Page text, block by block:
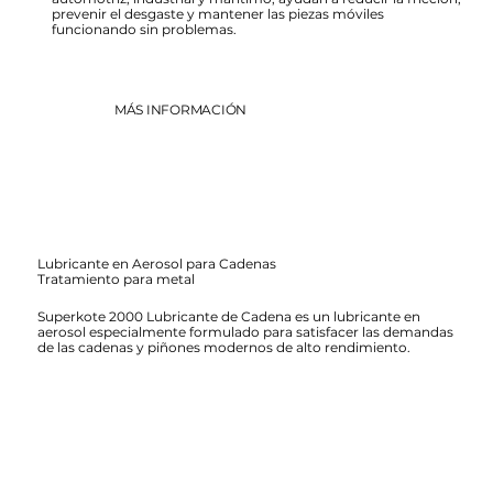
MÁS INFORMACIÓN
prevenir el desgaste y mantener las piezas móviles
funcionando sin problemas.
Lubricante en Aerosol para Cadenas
Tratamiento para metal
Superkote 2000 Lubricante de Cadena es un lubricante en
aerosol especialmente formulado para satisfacer las demandas
de las cadenas y piñones modernos de alto rendimiento.